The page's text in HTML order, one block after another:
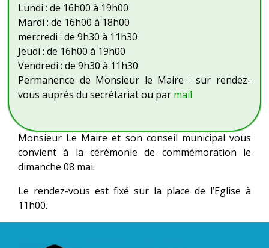
Lundi : de 16h00 à 19h00
Mardi : de 16h00 à 18h00
mercredi : de 9h30 à 11h30
Jeudi : de 16h00 à 19h00
Vendredi : de 9h30 à 11h30
Permanence de Monsieur le Maire : sur rendez-
vous auprès du secrétariat ou par mail
Monsieur Le Maire et son conseil municipal vous
convient à la cérémonie de commémoration le
dimanche 08 mai.
Le rendez-vous est fixé sur la place de l’Eglise à
11h00.